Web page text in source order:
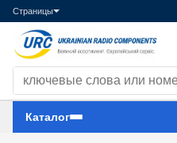
Страницы
Каталог